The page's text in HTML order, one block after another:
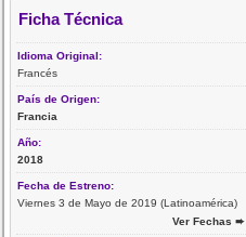
Ficha Técnica
Idioma Original:
Francés
País de Origen:
Francia
Año:
2018
Fecha de Estreno:
Viernes 3 de Mayo de 2019 (Latinoamérica)
Ver Fechas ➨